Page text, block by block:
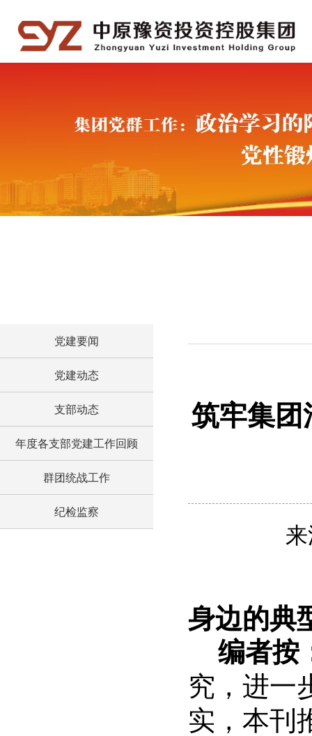
党建要闻
党建动态
支部动态
年度各支部党建工作回顾
群团统战工作
纪检监察
筑牢集
身边的典
编者按
究，进一
实，本刊